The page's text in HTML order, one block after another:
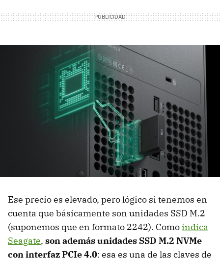
Ese precio es elevado, pero lógico si tenemos en
cuenta que básicamente son unidades SSD M.2
(suponemos que en formato 2242). Comoindica
Seagate, son además unidades SSD M.2 NVMe
con interfaz PCIe 4.0: esa es una de las claves de